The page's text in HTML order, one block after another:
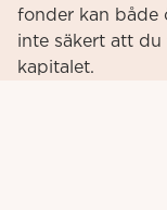
fonder kan både
inte säkert att du
kapitalet.